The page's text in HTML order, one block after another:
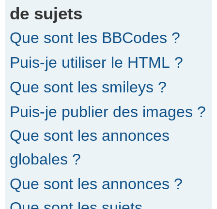
de sujets
Que sont les BBCodes ?
Puis-je utiliser le HTML ?
Que sont les smileys ?
Puis-je publier des images ?
Que sont les annonces
globales ?
Que sont les annonces ?